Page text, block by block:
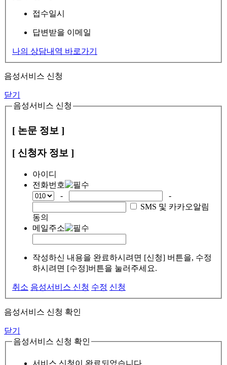
접수일시
답변받을 이메일
나의 상담내역 바로가기
음성서비스 신청
닫기
음성서비스 신청
[ 논문 정보 ]
[ 신청자 정보 ]
아이디
전화번호
-
-
SMS 및 카카오알림
동의
메일주소
작성하신 내용을 완료하시려면 [신청] 버튼을, 수정
하시려면 [수정]버튼을 눌러주세요.
취소 음성서비스 신청 수정 신청
음성서비스 신청 확인
닫기
음성서비스 신청 확인
서비스 신청이 완료되었습니다.